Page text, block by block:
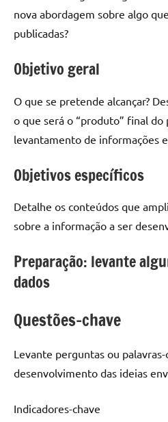
nova abordagem sobre algo
publicadas?
Objetivo geral
O que se pretende alcançar?
o que será o “produto” final do
levantamento de informações
Objetivos específicos
Detalhe os conteúdos que
sobre a informação a ser
Preparação: levante
dados
Questões-chave
Levante perguntas ou
desenvolvimento das ideias
Indicadores-chave